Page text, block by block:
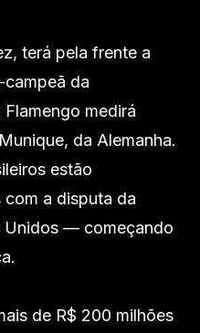
terá pela frente a
da
medirá
da Alemanha.
estão
a disputa da
Unidos — começando
de R$ 200 milhões